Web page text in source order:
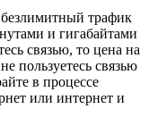
трафик
и гигабайтами
связью, то цена на
пользуетесь связью
в процессе
или интернет и